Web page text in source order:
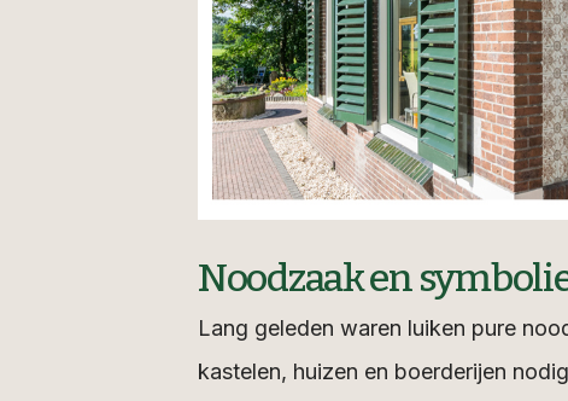
Noodzaak en
Lang geleden waren luiken pure
kastelen, huizen en boerderijen